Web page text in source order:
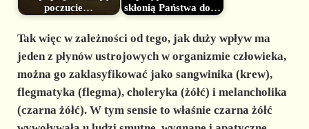
poczucie…
skłonią Państwa do…
Tak więc w zależności od tego, jak duży wpływ ma
jeden z płynów ustrojowych w organizmie człowieka,
można go zaklasyfikować jako sangwinika (krew),
flegmatyka (flegma), choleryka (żółć) i melancholika
(czarna żółć). W tym sensie to właśnie czarna żółć